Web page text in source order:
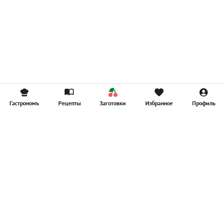
Гастрономъ Рецепты Заготовки Избранное Профиль